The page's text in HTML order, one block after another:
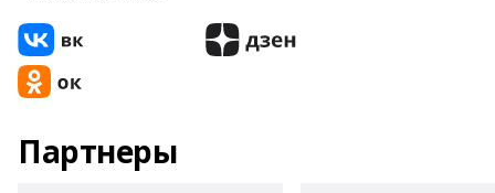
Партнеры